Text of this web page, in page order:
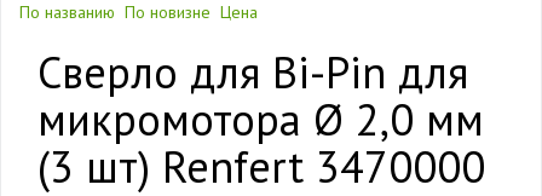
По названию По новизне Цена
Сверло для Bi-Pin для
микромотора Ø 2,0 мм
(3 шт) Renfert 3470000